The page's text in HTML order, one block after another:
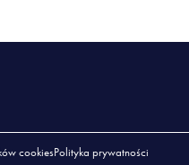
cookiesPolityka prywatności